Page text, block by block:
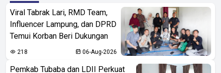
Viral Tabrak Lari, RMD Team,
Influencer Lampung, dan DPRD
Temui Korban Beri Dukungan
218 06-Aug-2026
Pemkab Tubaba dan LDII Perkuat